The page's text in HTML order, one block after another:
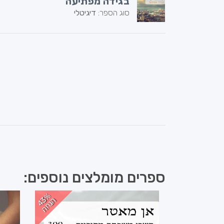
סוג הספר: דיגיטלי
ספרים מומלצים נוספים:
4
3
%
ה
נ
ח
ה